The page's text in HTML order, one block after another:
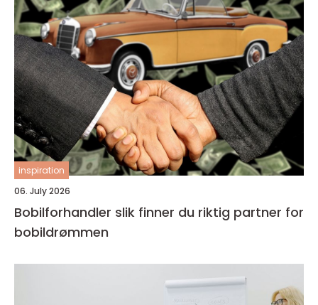
inspiration
06. July 2026
Bobilforhandler slik finner du riktig partner for
bobildrømmen